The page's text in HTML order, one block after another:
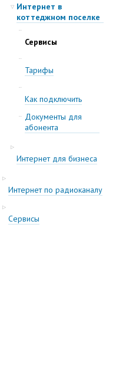
Интернет в
коттеджном поселке
Сервисы
Тарифы
Как подключить
Документы для
абонента
Интернет для бизнеса
Интернет по радиоканалу
Cервисы